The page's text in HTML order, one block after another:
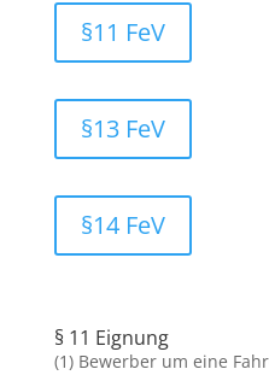
§11 FeV
§13 FeV
§14 FeV
§ 11 Eignung
(1) Bewerber um eine